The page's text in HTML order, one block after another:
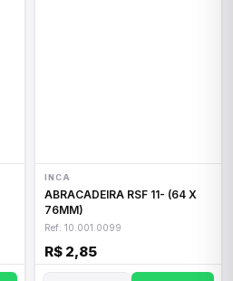
INCA
ABRACADEIRA RSF 11- (64 X
76MM)
Ref: 10.001.0099
R$ 2,85